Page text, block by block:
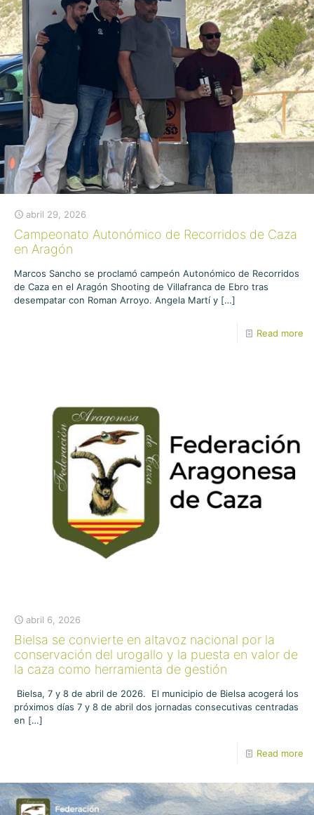
abril 29, 2026
Campeonato Autonómico de Recorridos de Caza
en Aragón
Marcos Sancho se proclamó campeón Autonómico de Recorridos
de Caza en el Aragón Shooting de Villafranca de Ebro tras
desempatar con Roman Arroyo. Angela Martí y […]
Read more
abril 6, 2026
Bielsa se convierte en altavoz nacional por la
conservación del urogallo y la puesta en valor de
la caza como herramienta de gestión
Bielsa, 7 y 8 de abril de 2026. El municipio de Bielsa acogerá los
próximos días 7 y 8 de abril dos jornadas consecutivas centradas
en […]
Read more